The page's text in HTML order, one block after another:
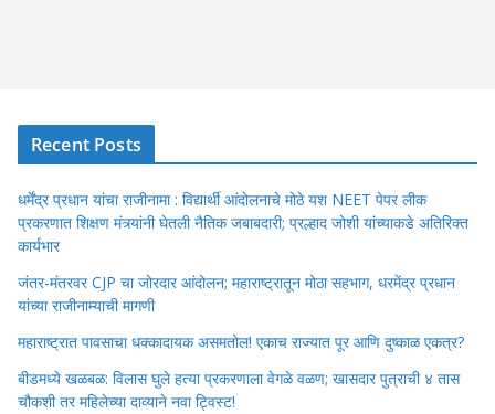
Recent Posts
धर्मेंद्र प्रधान यांचा राजीनामा : विद्यार्थी आंदोलनाचे मोठे यश NEET पेपर लीक
प्रकरणात शिक्षण मंत्र्यांनी घेतली नैतिक जबाबदारी; प्रल्हाद जोशी यांच्याकडे अतिरिक्त
कार्यभार
जंतर-मंतरवर CJP चा जोरदार आंदोलन; महाराष्ट्रातून मोठा सहभाग, धरमेंद्र प्रधान
यांच्या राजीनाम्याची मागणी
महाराष्ट्रात पावसाचा धक्कादायक असमतोल! एकाच राज्यात पूर आणि दुष्काळ एकत्र?
बीडमध्ये खळबळ: विलास घुले हत्या प्रकरणाला वेगळे वळण; खासदार पुत्राची ४ तास
चौकशी तर महिलेच्या दाव्याने नवा ट्विस्ट!